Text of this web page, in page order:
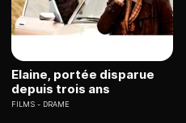
Elaine, portée disparue
depuis trois ans
FILMS DRAME